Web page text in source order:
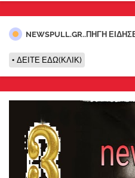
NEWSPULL.GR..ΠΗΓΗ
ΔΕΙΤΕ ΕΔΩ(ΚΛΙΚ)